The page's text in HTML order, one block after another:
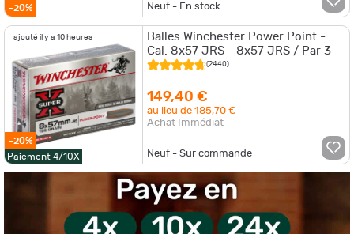
-20% Neuf - En stock
ajouté il y a 10 heures
-20%
Paiement 4/10X
Balles Winchester Power Point -
Cal. 8x57 JRS - 8x57 JRS / Par 3
(2440)
149,40 €
au lieu de185,70 €
Achat Immédiat
Neuf - Sur commande